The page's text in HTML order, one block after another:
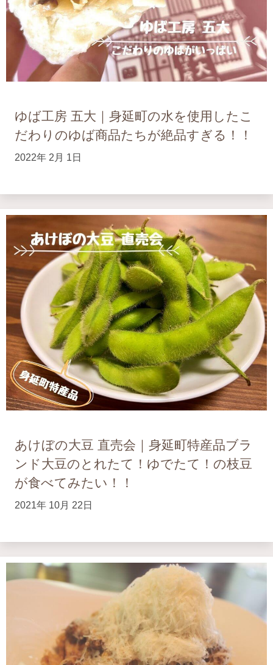
ゆば工房 五大｜身延町の水を使用したこ
だわりのゆば商品たちが絶品すぎる！！
2022年 2月 1日
あけぼの大豆 直売会｜身延町特産品ブラ
ンド大豆のとれたて！ゆでたて！の枝豆
が食べてみたい！！
2021年 10月 22日